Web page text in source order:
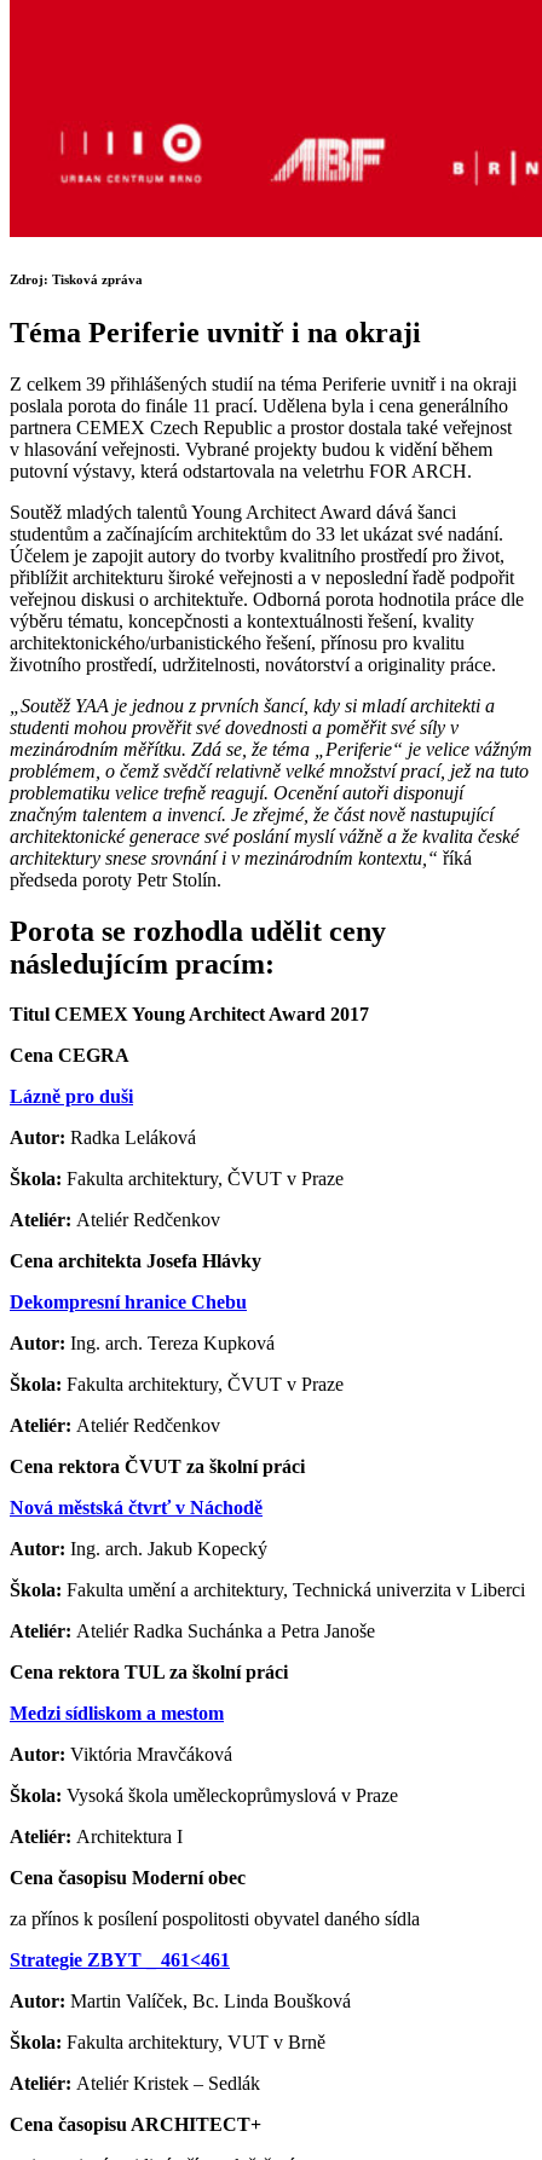
Zdroj: Tisková zpráva
Téma Periferie uvnitř i na okraji
Z celkem 39 přihlášených studií na téma Periferie uvnitř i na okraji
poslala porota do finále 11 prací. Udělena byla i cena generálního
partnera CEMEX Czech Republic a prostor dostala také veřejnost
v hlasování veřejnosti. Vybrané projekty budou k vidění během
putovní výstavy, která odstartovala na veletrhu FOR ARCH.
Soutěž mladých talentů Young Architect Award dává šanci
studentům a začínajícím architektům do 33 let ukázat své nadání.
Účelem je zapojit autory do tvorby kvalitního prostředí pro život,
přiblížit architekturu široké veřejnosti a v neposlední řadě podpořit
veřejnou diskusi o architektuře. Odborná porota hodnotila práce dle
výběru tématu, koncepčnosti a kontextuálnosti řešení, kvality
architektonického/urbanistického řešení, přínosu pro kvalitu
životního prostředí, udržitelnosti, novátorství a originality práce.
„Soutěž YAA je jednou z prvních šancí, kdy si mladí architekti a
studenti mohou prověřit své dovednosti a poměřit své síly v
mezinárodním měřítku. Zdá se, že téma „Periferie“ je velice vážným
problémem, o čemž svědčí relativně velké množství prací, jež na tuto
problematiku velice trefně reagují. Ocenění autoři disponují
značným talentem a invencí. Je zřejmé, že část nově nastupující
architektonické generace své poslání myslí vážně a že kvalita české
architektury snese srovnání i v mezinárodním kontextu,“ říká
předseda poroty Petr Stolín.
Porota se rozhodla udělit ceny
následujícím pracím:
Titul CEMEX Young Architect Award 2017
Cena CEGRA
Lázně pro duši
Autor: Radka Leláková
Škola: Fakulta architektury, ČVUT v Praze
Ateliér: Ateliér Redčenkov
Cena architekta Josefa Hlávky
Dekompresní hranice Chebu​
Autor: Ing. arch. Tereza Kupková
Škola: Fakulta architektury, ČVUT v Praze
Ateliér: Ateliér Redčenkov
Cena rektora ČVUT za školní práci
Nová městská čtvrť v Náchodě
Autor: Ing. arch. Jakub Kopecký
Škola: Fakulta umění a architektury, Technická univerzita v Liberci
Ateliér: Ateliér Radka Suchánka a Petra Janoše
Cena rektora TUL za školní práci
Medzi sídliskom a mestom
Autor: Viktória Mravčáková
Škola: Vysoká škola uměleckoprůmyslová v Praze
Ateliér: Architektura I
Cena časopisu Moderní obec
za přínos k posílení pospolitosti obyvatel daného sídla
Strategie ZBYT _ 461<461
Autor: Martin Valíček, Bc. Linda Boušková
Škola: Fakulta architektury, VUT v Brně
Ateliér: Ateliér Kristek – Sedlák
Cena časopisu ARCHITECT+